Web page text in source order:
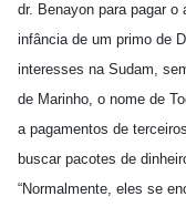
dr. Benayon para pagar o
infância de um primo de
interesses na Sudam,
de Marinho, o nome de
a pagamentos de
buscar pacotes de
“Normalmente, eles se